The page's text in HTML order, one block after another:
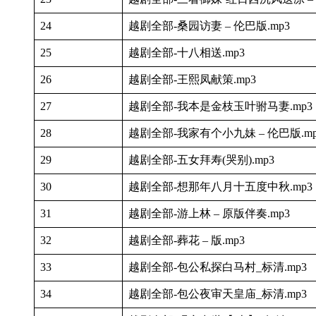
24 越剧全部-桑园访妻 – 伦巴版.mp3
25 越剧全部-十八相送.mp3
26 越剧全部-王熙凤献策.mp3
27 越剧全部-我本是金枝玉叶驸马妻.mp3
28 越剧全部-我家有个小九妹 – 伦巴版
29 越剧全部-五女拜寿(哭别).mp3
30 越剧全部-想那年八月十五度中秋.mp3
31 越剧全部-游上林 – 原版伴奏.mp3
32 越剧全部-葬花 – 版.mp3
33 越剧全部-包公私探白马村_标清.mp3
34 越剧全部-包公夜审天皇庙_标清.mp3